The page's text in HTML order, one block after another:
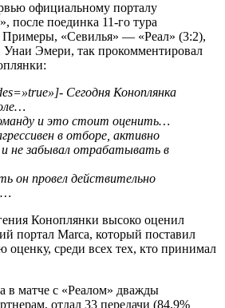
официальному порталу
после поединка 11-го тура
Примеры, «Севилья» — «Реал» (3:2),
Унаи Эмери, так прокомментировал
Сегодня Коноплянка
и это стоит оценить…
в отборе, активно
не забывал отрабатывать в
он провел действительно
Коноплянки высоко оценил
портал Marcа, который поставил
среди всех тех, кто принимал
матче с «Реалом» дважды
отдал 33 передачи (84,9%